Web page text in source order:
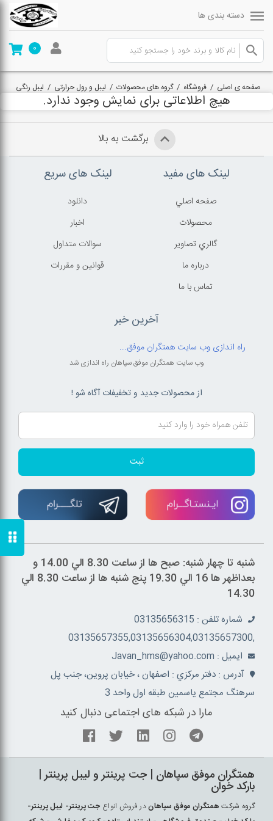
دسته بندی ها
0
صفحه ی اصلی / فروشگاه /گروه های محصولات / لیبل و رول حرارتی / لیبل رنگی
هیچ اطلاعاتی برای نمایش وجود ندارد.
برگشت به بالا
لینک های مفید
صفحه اصلي
محصولات
گالري تصاوير
درباره ما
تماس با ما
لینک های سریع
دانلود
اخبار
سوالات متداول
قوانين و مقررات
آخرین خبر
راه اندازی وب سایت همتگران موفق...
وب سایت همتگران موفق سپاهان راه اندازی شد
از محصولات جدید و تخفیفات آگاه شو !
ثبت
شنبه تا چهار شنبه: صبح ها از ساعت 8.30 الي 14.00 و
بعداظهر ها 16 الي 19.30 پنج شنبه ها از ساعت 8.30 الي
14.30
شماره تلفن : 03135656315
,03135657355,03135656304,03135657300
ايميل : Javan_hms@yahoo.com
آدرس : دفتر مرکزي : اصفهان ، خيابان پروين، جنب پل
سرهنگ مجتمع ياسمين طبقه اول واحد 3
مارا در شبکه های اجتماعی دنبال کنید
همتگران موفق سپاهان | جت پرينتر و ليبل پرينتر |
بارکد خوان
گروه شرکت همتگران موفق سپاهاندر فروش انواع جت پرينتر- ليبل پرينتر-